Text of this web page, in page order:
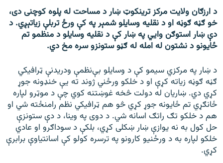
راسره ملګري شئ
د ازادې اروپا/ ازادي راډيو ټولې پاڼې
د ارزګان ولایت مرکز ترينکوټ ښار د مساحت له پلوه کوچنی دی،
خو ګڼه ګوڼه او د نقلیه وسایلو شمېر په کې ورځ تربلې زیاتېږي. د
دې ښار استوګن وايي په ښار کې د نقلیه وسایلو د منظمو تم
ځایونو د نشتون له امله له ګڼو ستونزو سره مخ دي.
د ښار په مرکزي سیمو کې د وسایلو بې‌نظمې ودریدنې ټرافیکي
ګڼه ګوڼه زیاته کړې او د خلکو ورځني ژوند ته یې خنډونه جوړ
کړي دي. ښاریان له دولت څخه غوښتنه کوي چې د موټرو لپاره
ځانګړي تم ځایونه جوړ کړي څو هم ټرافیکي نظم رامنځته شي او
هم د خلکو تګ راتګ اسانه شي. د دوی په وینا، د دې ستونزې
حل کول به نه یوازې ښار ښکلی کړي، بلکې د سوداګرو او عادي
خلکو لپاره به د ورځنیو کارونو په ترسره کولو کې اسانتیاوې برابرې
کړي.